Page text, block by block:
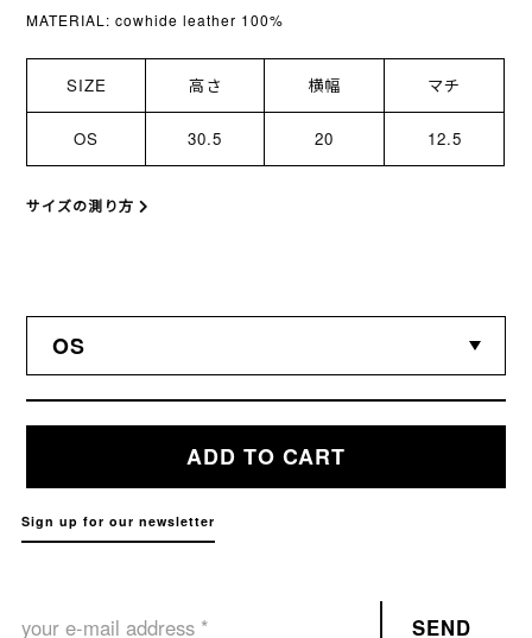
MATERIAL: cowhide leather 100%
SIZE 高さ 横幅 マチ
OS 30.5 20 12.5
サイズの測り方
ADD TO CART
Sign up for our newsletter
SEND